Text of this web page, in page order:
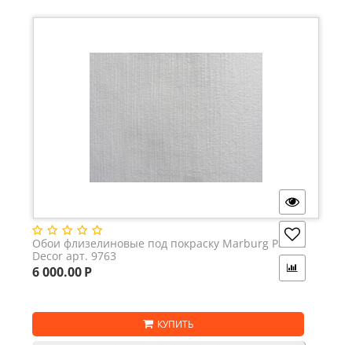
Обои флизелиновые под покраску Marburg Patent
Decor арт. 9763
6 000.00Р
КУПИТЬ